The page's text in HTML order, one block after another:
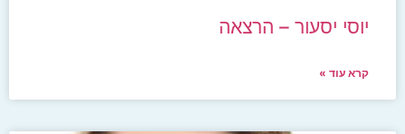
יוסי יסעור – הרצאה
קרא עוד »